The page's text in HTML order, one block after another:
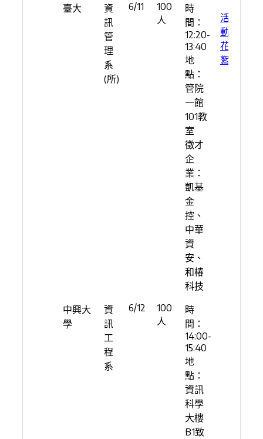
臺大
資
訊
管
理
系
(所)
6/11
100
人
時
間：
12:20-
13:40
地
點：
管院
一館
101教
室
徵才
企
業：
凱基
金
控、
中華
資
安、
和椿
科技
活
動
花
絮
中興大
學
資
訊
工
程
系
6/12
100
人
時
間：
14:00-
15:40
地
點：
資訊
科學
大樓
B1致